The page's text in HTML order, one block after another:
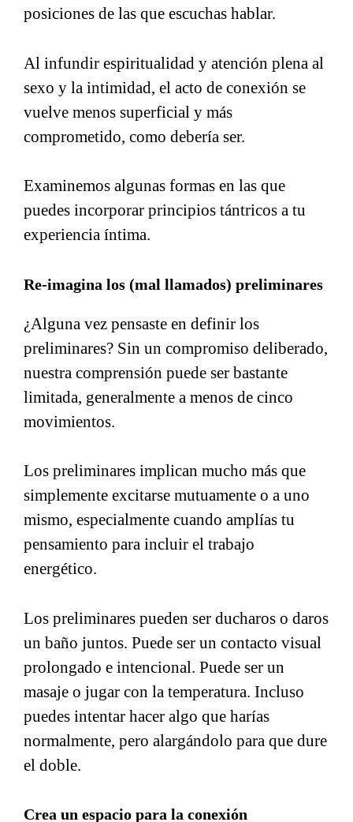
posiciones de las que escuchas hablar.
Al infundir espiritualidad y atención plena al
sexo y la intimidad, el acto de conexión se
vuelve menos superficial y más
comprometido, como debería ser.
Examinemos algunas formas en las que
puedes incorporar principios tántricos a tu
experiencia íntima.
Re-imagina los (mal llamados) preliminares
¿Alguna vez pensaste en definir los
preliminares? Sin un compromiso deliberado,
nuestra comprensión puede ser bastante
limitada, generalmente a menos de cinco
movimientos.
Los preliminares implican mucho más que
simplemente excitarse mutuamente o a uno
mismo, especialmente cuando amplías tu
pensamiento para incluir el trabajo
energético.
Los preliminares pueden ser ducharos o daros
un baño juntos. Puede ser un contacto visual
prolongado e intencional. Puede ser un
masaje o jugar con la temperatura. Incluso
puedes intentar hacer algo que harías
normalmente, pero alargándolo para que dure
el doble.
Crea un espacio para la conexión